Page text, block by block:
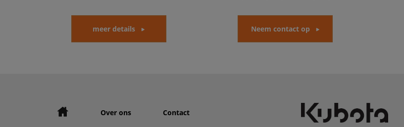
meer details Neem contact op
Over ons Contact